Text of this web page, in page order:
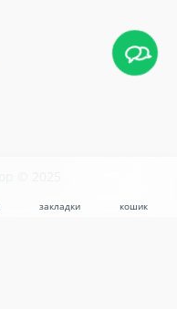
кошик
закладки